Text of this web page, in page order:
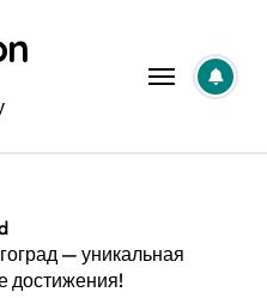
— уникальная
достижения!